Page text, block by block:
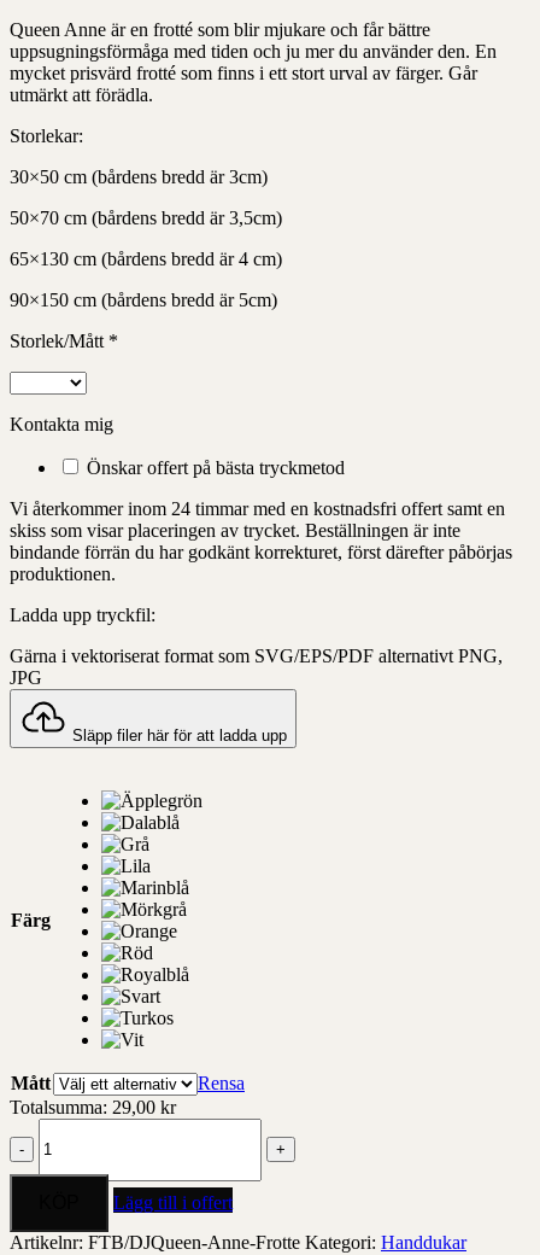
till
229,00 kr
Queen Anne är en frotté som blir mjukare och får bättre
uppsugningsförmåga med tiden och ju mer du använder den. En
mycket prisvärd frotté som finns i ett stort urval av färger. Går
utmärkt att förädla.
Storlekar:
30×50 cm (bårdens bredd är 3cm)
50×70 cm (bårdens bredd är 3,5cm)
65×130 cm (bårdens bredd är 4 cm)
90×150 cm (bårdens bredd är 5cm)
Storlek/Mått *
Kontakta mig
Önskar offert på bästa tryckmetod
Vi återkommer inom 24 timmar med en kostnadsfri offert samt en
skiss som visar placeringen av trycket. Beställningen är inte
bindande förrän du har godkänt korrekturet, först därefter påbörjas
produktionen.
Ladda upp tryckfil:
Gärna i vektoriserat format som SVG/EPS/PDF alternativt PNG,
JPG
Släpp filer här för att ladda upp
Färg
Mått
Rensa
Totalsumma: 29,00 kr
Anne-
Frotte
Lägg till i offert
Artikelnr: FTB/DJQueen-Anne-Frotte Kategori: Handdukar